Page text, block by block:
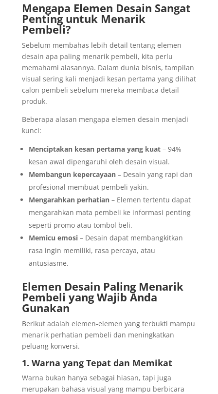
Mengapa Elemen Desain Sangat
Penting untuk Menarik
Pembeli?
Sebelum membahas lebih detail tentang elemen
desain apa paling menarik pembeli, kita perlu
memahami alasannya. Dalam dunia bisnis, tampilan
visual sering kali menjadi kesan pertama yang dilihat
calon pembeli sebelum mereka membaca detail
produk.
Beberapa alasan mengapa elemen desain menjadi
kunci:
Menciptakan kesan pertama yang kuat– 94%
kesan awal dipengaruhi oleh desain visual.
Membangun kepercayaan– Desain yang rapi dan
profesional membuat pembeli yakin.
Mengarahkan perhatian– Elemen tertentu dapat
mengarahkan mata pembeli ke informasi penting
seperti promo atau tombol beli.
Memicu emosi– Desain dapat membangkitkan
rasa ingin memiliki, rasa percaya, atau
antusiasme.
Elemen Desain Paling Menarik
Pembeli yang Wajib Anda
Gunakan
Berikut adalah elemen-elemen yang terbukti mampu
menarik perhatian pembeli dan meningkatkan
peluang konversi.
1. Warna yang Tepat dan Memikat
Warna bukan hanya sebagai hiasan, tapi juga
merupakan bahasa visual yang mampu berbicara